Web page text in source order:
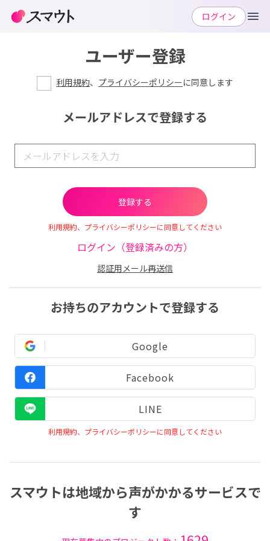
ユーザー登録
利用規約、 プライバシーポリシーに同意します
メールアドレスで登録する
利用規約、プライバシーポリシーに同意してください
ログイン（登録済みの方）
認証用メール再送信
お持ちのアカウントで登録する
Google
Facebook
LINE
利用規約、プライバシーポリシーに同意してください
スマウトは地域から声がかかるサービスで
す
ログイン